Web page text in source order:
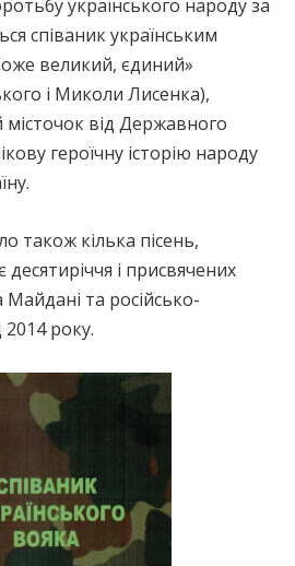
українського народу за
співаник українським
великий, єдиний»
і Миколи Лисенка),
від Державного
героїчну історію народу
також кілька пісень,
і присвячених
Майдані та російсько-
2014 року.